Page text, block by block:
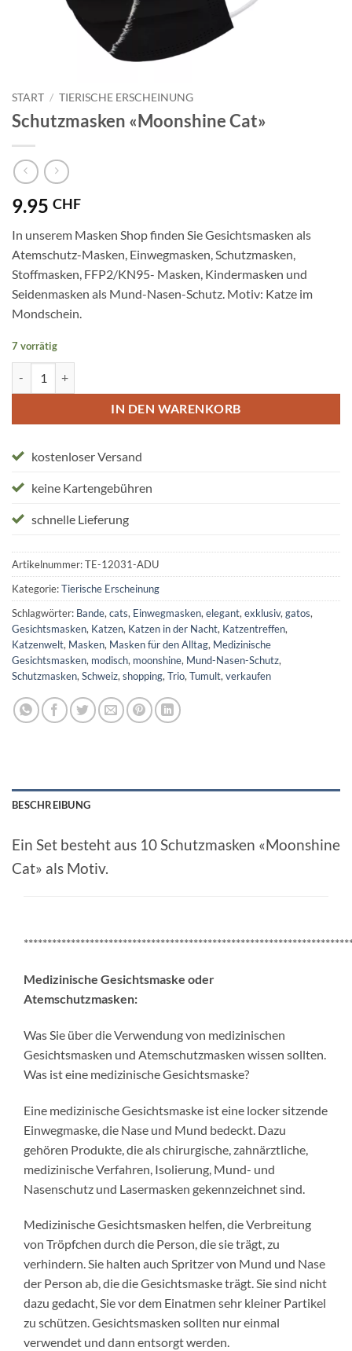
START / TIERISCHE ERSCHEINUNG
Schutzmasken «Moonshine Cat»
9.95 CHF
In unserem Masken Shop finden Sie Gesichtsmasken als
Atemschutz-Masken, Einwegmasken, Schutzmasken,
Stoffmasken, FFP2/KN95- Masken, Kindermasken und
Seidenmasken als Mund-Nasen-Schutz. Motiv: Katze im
Mondschein.
7 vorrätig
IN DEN WARENKORB
kostenloser Versand
keine Kartengebühren
schnelle Lieferung
Artikelnummer:TE-12031-ADU
Kategorie:Tierische Erscheinung
Schlagwörter: Bande, cats, Einwegmasken, elegant, exklusiv, gatos,
Gesichtsmasken, Katzen, Katzen in der Nacht, Katzentreffen,
Katzenwelt, Masken, Masken für den Alltag, Medizinische
Gesichtsmasken, modisch, moonshine, Mund-Nasen-Schutz,
Schutzmasken, Schweiz, shopping, Trio, Tumult, verkaufen
BESCHREIBUNG
Ein Set besteht aus 10 Schutzmasken «Moonshine
Cat» als Motiv.
Medizinische Gesichtsmaske oder
Atemschutzmasken:
Was Sie über die Verwendung von medizinischen
Gesichtsmasken und Atemschutzmasken wissen sollten.
Was ist eine medizinische Gesichtsmaske?
Eine medizinische Gesichtsmaske ist eine locker sitzende
Einwegmaske, die Nase und Mund bedeckt. Dazu
gehören Produkte, die als chirurgische, zahnärztliche,
medizinische Verfahren, Isolierung, Mund- und
Nasenschutz und Lasermasken gekennzeichnet sind.
Medizinische Gesichtsmasken helfen, die Verbreitung
von Tröpfchen durch die Person, die sie trägt, zu
verhindern. Sie halten auch Spritzer von Mund und Nase
der Person ab, die die Gesichtsmaske trägt. Sie sind nicht
dazu gedacht, Sie vor dem Einatmen sehr kleiner Partikel
zu schützen. Gesichtsmasken sollten nur einmal
verwendet und dann entsorgt werden.